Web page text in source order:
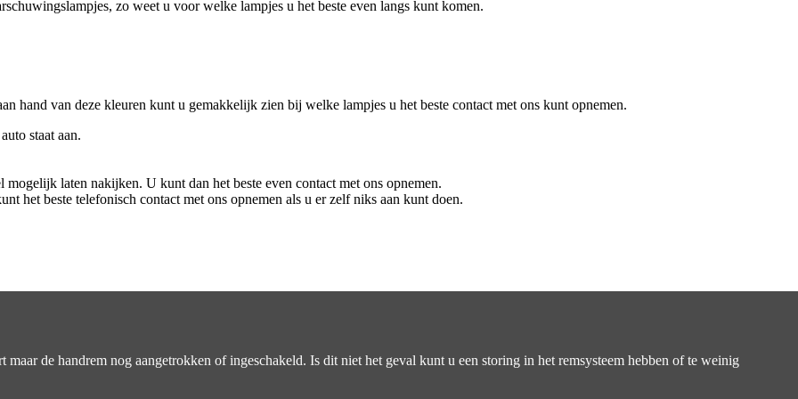
zo weet u voor welke lampjes u het beste even langs kunt komen.
hand van deze kleuren kunt u gemakkelijk zien bij welke lampjes u het beste contact met ons kunt opnemen.
staat aan.
laten nakijken. U kunt dan het beste even contact met ons opnemen.
het beste telefonisch contact met ons opnemen als u er zelf niks aan kunt doen.
maar de handrem nog aangetrokken of ingeschakeld. Is dit niet het geval kunt u een storing in het remsysteem hebben of te weinig